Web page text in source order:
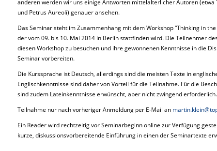
anderen werden wir uns einige Antworten mittelalterlicher Autoren (etwa
und Petrus Aureoli) genauer ansehen.
Das Seminar steht im Zusammenhang mit dem Workshop “Thinking in
der vom 09. bis 10. Mai 2014 in Berlin stattfinden wird. Die Teilnehmer
diesen Workshop zu besuchen und ihre gewonnenen Kenntnisse in die
Seminar vorbereiten.
Die Kurssprache ist Deutsch, allerdings sind die meisten Texte in
Englischkenntnisse sind daher von Vorteil für die Teilnahme. Für die
sind zudem Lateinkenntnisse erwünscht, aber nicht zwingend erforderlich.
Teilnahme nur nach vorheriger Anmeldung per E-Mail an
Ein Reader wird rechtzeitig vor Seminarbeginn online zur Verfügung
kurze, diskussionsvorbereitende Einführung in einen der Seminartexte